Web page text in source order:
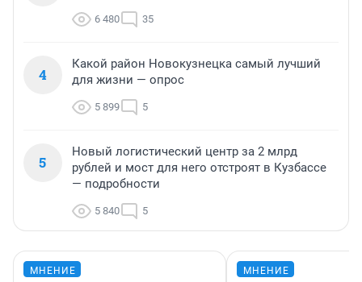
6 480 35
4
Какой район Новокузнецка самый лучший
для жизни — опрос
5 899 5
5
Новый логистический центр за 2 млрд
рублей и мост для него отстроят в Кузбассе
— подробности
5 840 5
МНЕНИЕ МНЕНИЕ